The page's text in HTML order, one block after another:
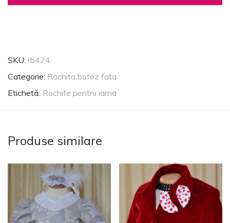
SKU: rb424
Categorie: Rochita botez fata
Etichetă: Rochite pentru iarna
Produse similare